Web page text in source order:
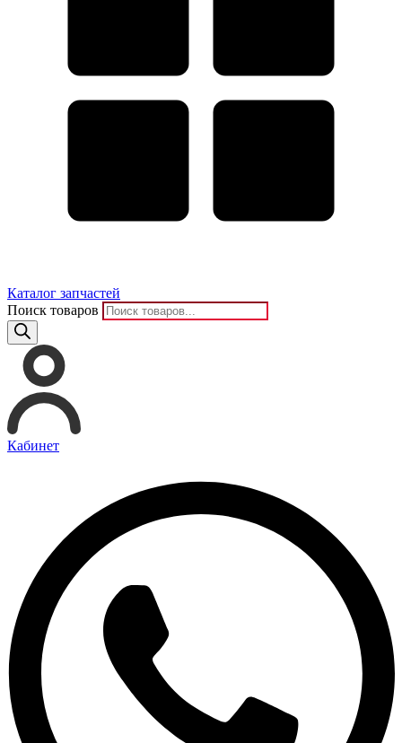
Каталог запчастей
Поиск товаров
Кабинет